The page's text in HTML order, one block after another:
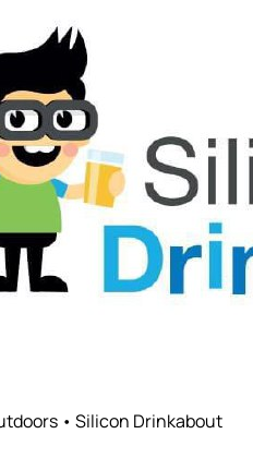
• Silicon Drinkabout